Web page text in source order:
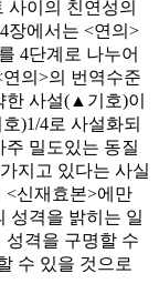
사이의 친연성의
장에서는 <연의>
4단계로 나누어
의>의 번역수준
한 사설(▲기호)이
)1/4로 사설화되
주 밀도있는 동질
지고 있다는 사실
<신재효본>에만
성격을 밝히는 일
성격을 구명할 수
수 있을 것으로